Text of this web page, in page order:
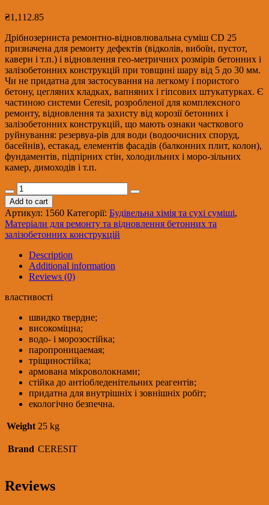
₴1,112.85
Дрібнозерниста ремонтно-відновлювальна суміш CD 25
призначена для ремонту дефектів (відколів, вибоїн, пустот,
каверн і т.п.) і відновлення гео-метричних розмірів бетонних і
залізобетонних конструкцій при товщині шару від 5 до 30 мм.
Чи не придатна для застосування на легкому і пористого
бетону, цегляних кладках, вапняних і гіпсових штукатурках. Є
частиною системи Ceresit, розробленої для комплексного
ремонту, відновлення та захисту від корозії бетонних і
залізобетонних конструкцій, що мають ознаки часткового
руйнування: резервуа-рів для води (водоочисних споруд,
басейнів), естакад, елементів фасадів (балконних плит, колон),
фундаментів, підпірних стін, холодильних і моро-зільних
камер, димоходів і т.п.
CERESIT
CD-
25
Дрібнозерниста
ремонтно-
відновлювальна
суміш
от
5мм
30
25кг
(54)
(2021)
quantity
Add to cart
Артикул: 1560 Категорії: Будівельна хімія та сухі суміші,
Матеріали для ремонту та відновлення бетонних та
залізобетонних конструкцій
Description
Additional information
Reviews (0)
властивості
швидко твердне;
високоміцна;
водо- і морозостійка;
паропроницаемая;
тріщиностійка;
армована мікроволокнами;
стійка до антіобледенітельних реагентів;
придатна для внутрішніх і зовнішніх робіт;
екологічно безпечна.
Weight 25 kg
Brand CERESIT
Reviews